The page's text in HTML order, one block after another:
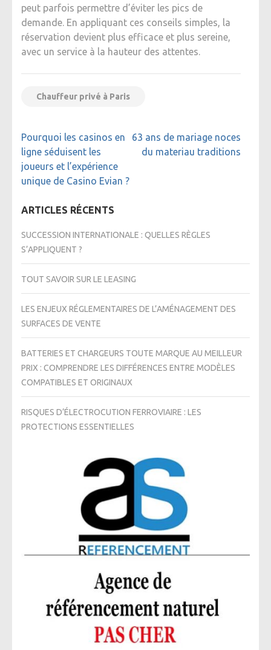
peut parfois permettre d’éviter les pics de
demande. En appliquant ces conseils simples, la
réservation devient plus efficace et plus sereine,
avec un service à la hauteur des attentes.
Chauffeur privé à Paris
Navigation
de
l’article
Pourquoi les casinos en
ligne séduisent les
joueurs et l’expérience
unique de Casino Evian ?
63 ans de mariage noces
du materiau traditions
ARTICLES RÉCENTS
SUCCESSION INTERNATIONALE : QUELLES RÈGLES
S’APPLIQUENT ?
TOUT SAVOIR SUR LE LEASING
LES ENJEUX RÉGLEMENTAIRES DE L’AMÉNAGEMENT DES
SURFACES DE VENTE
BATTERIES ET CHARGEURS TOUTE MARQUE AU MEILLEUR
PRIX : COMPRENDRE LES DIFFÉRENCES ENTRE MODÈLES
COMPATIBLES ET ORIGINAUX
RISQUES D’ÉLECTROCUTION FERROVIAIRE : LES
PROTECTIONS ESSENTIELLES